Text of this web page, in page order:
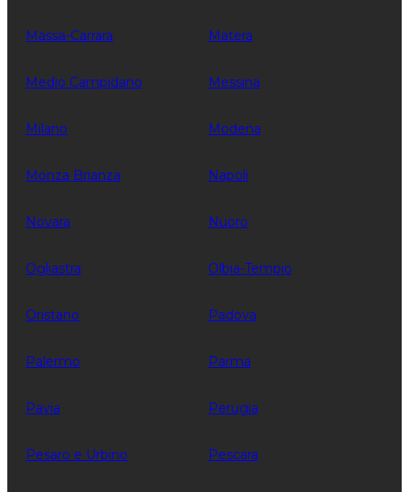
Massa-Carrara Matera
Medio Campidano Messina
Milano Modena
Monza Brianza Napoli
Novara Nuoro
Ogliastra Olbia-Tempio
Oristano Padova
Palermo Parma
Pavia Perugia
Pesaro e Urbino Pescara